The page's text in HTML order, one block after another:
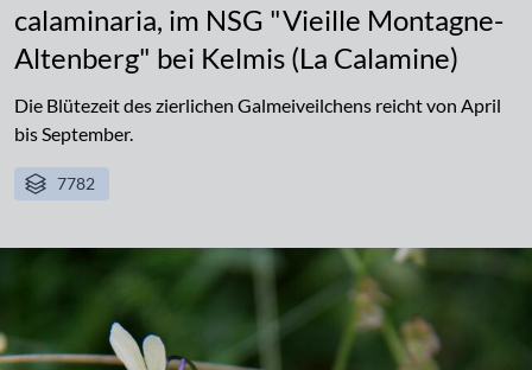
calaminaria, im NSG "Vieille Montagne-
Altenberg" bei Kelmis (La Calamine)
Die Blütezeit des zierlichen Galmeiveilchens reicht von April
bis September.
7782